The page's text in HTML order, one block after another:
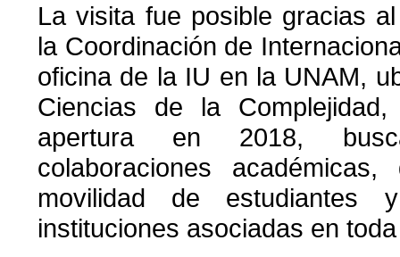
La visita fue posible gracias
la Coordinación de
oficina de la IU en la UNAM,
Ciencias de la
apertura en 2018,
colaboraciones
movilidad de estudiantes
instituciones asociadas en